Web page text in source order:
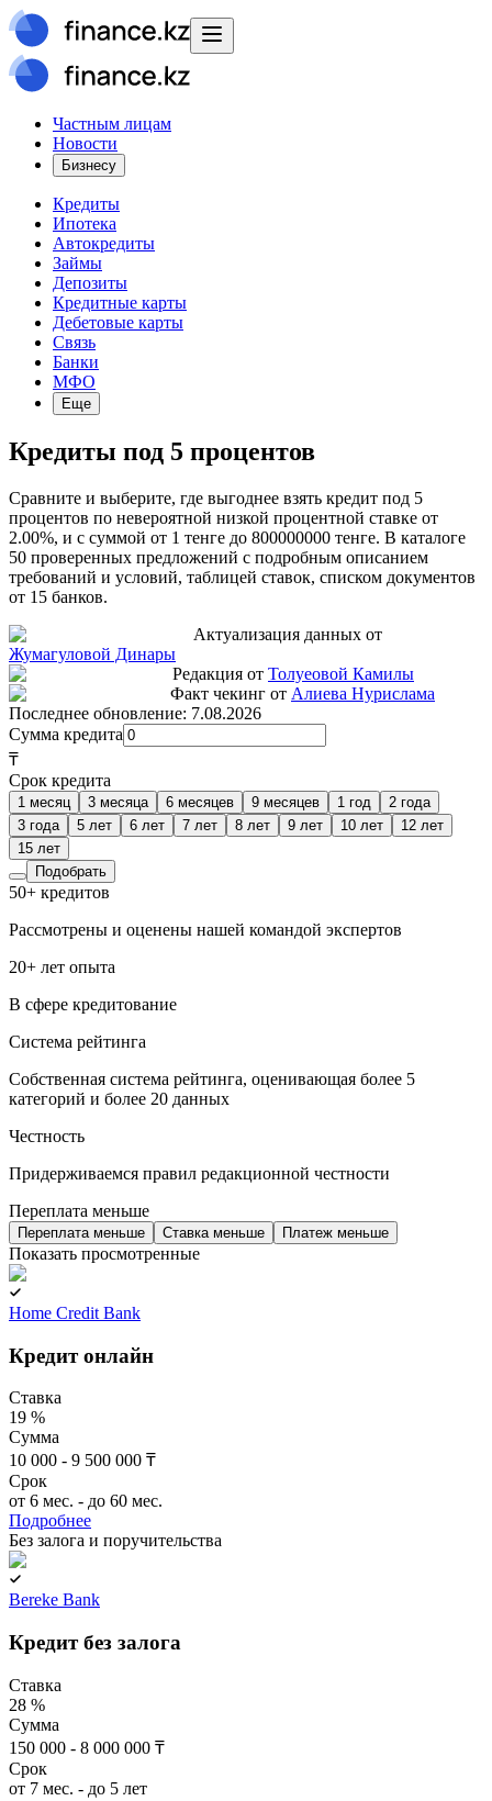
Частным лицам
Новости
Бизнесу
Кредиты
Ипотека
Автокредиты
Займы
Депозиты
Кредитные карты
Дебетовые карты
Связь
Банки
МФО
Еще
Кредиты под 5 процентов
Сравните и выберите, где выгоднее взять кредит под 5
процентов по невероятной низкой процентной ставке от
2.00%, и с суммой от 1 тенге до 800000000 тенге. В каталоге
50 проверенных предложений с подробным описанием
требований и условий, таблицей ставок, списком документов
от 15 банков.
Актуализация данных от
Жумагуловой Динары
Редакция от Толуеовой Камилы
Факт чекинг от Алиева Нурислама
Последнее обновление: 7.08.2026
Сумма кредита
₸
Срок кредита
1 месяц 3 месяца 6 месяцев 9 месяцев 1 год
2 года
3 года
5 лет 6 лет 7 лет 8 лет 9 лет 10 лет
12 лет
15 лет
Подобрать
50+ кредитов
Рассмотрены и оценены нашей командой экспертов
20+ лет опыта
В сфере кредитование
Система рейтинга
Собственная система рейтинга, оценивающая более 5
категорий и более 20 данных
Честность
Придерживаемся правил редакционной честности
Переплата меньше
Переплата меньше Ставка меньше Платеж меньше
Показать просмотренные
Home Credit Bank
Кредит онлайн
Ставка
19 %
Сумма
10 000 - 9 500 000 ₸
Срок
от 6 мес. - до 60 мес.
Подробнее
Без залога и поручительства
Bereke Bank
Кредит без залога
Ставка
28 %
Сумма
150 000 - 8 000 000 ₸
Срок
от 7 мес. - до 5 лет